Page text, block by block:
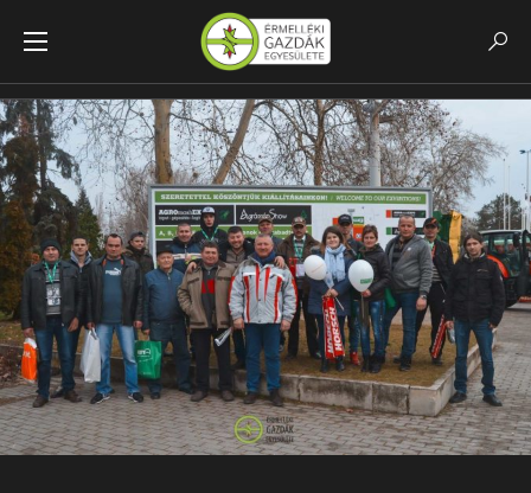
Bihariak A Budapesti AGROmashEXPOn